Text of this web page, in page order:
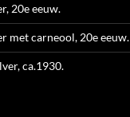
20e eeuw.
met carneool, 20e eeuw.
ca.1930.